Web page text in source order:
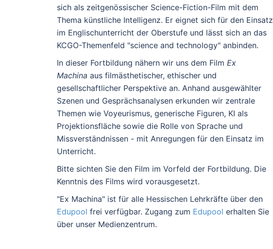
sich als zeitgenössischer Science-Fiction-Film mit dem
Thema künstliche Intelligenz. Er eignet sich für den Einsatz
im Englischunterricht der Oberstufe und lässt sich an das
KCGO-Themenfeld "science and technology" anbinden.
In dieser Fortbildung nähern wir uns dem Film Ex
Machina aus filmästhetischer, ethischer und
gesellschaftlicher Perspektive an. Anhand ausgewählter
Szenen und Gesprächsanalysen erkunden wir zentrale
Themen wie Voyeurismus, generische Figuren, KI als
Projektionsfläche sowie die Rolle von Sprache und
Missverständnissen - mit Anregungen für den Einsatz im
Unterricht.
Bitte sichten Sie den Film im Vorfeld der Fortbildung. Die
Kenntnis des Films wird vorausgesetzt.
"Ex Machina" ist für alle Hessischen Lehrkräfte über den
Edupool frei verfügbar. Zugang zum Edupool erhalten Sie
über unser Medienzentrum.